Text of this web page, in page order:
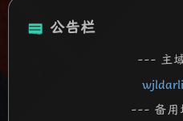
公告栏
--- 主
--- 备